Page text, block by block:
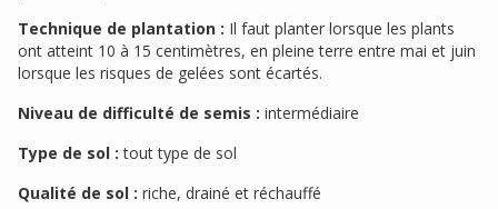
Technique de plantation : Il faut planter lorsque les plants
ont atteint 10 à 15 centimètres, en pleine terre entre mai et juin
lorsque les risques de gelées sont écartés.
Niveau de difficulté de semis : intermédiaire
Type de sol : tout type de sol
Qualité de sol : riche, drainé et réchauffé